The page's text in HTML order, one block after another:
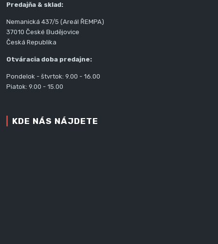
Predajňa & sklad:
Nemanická 437/5 (Areál ŘEMPA)
37010 České Budějovice
Česká Republika
Otváracia doba predajne:
Pondelok - štvrtok: 9.00 - 16.00
Piatok: 9.00 - 15.00
KDE NÁS NÁJDETE